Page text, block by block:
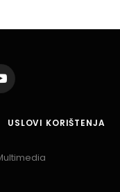
na
jun 8, 2021